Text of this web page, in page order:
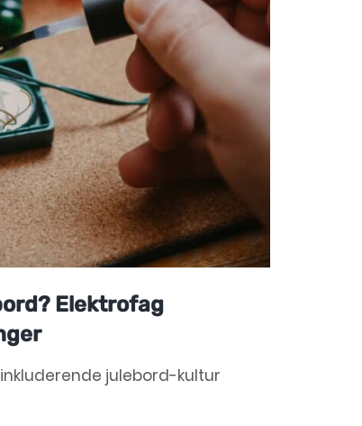
Elektrofag
julebord-kultur